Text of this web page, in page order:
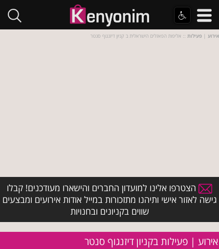
אירוע | פעילות :: אליפות הפאזלים הישראלית ב קניון דיזנגוף סנטר
הצטרפו אלינו למועדון החברים והישארו מעודכנים! קבלו
גישה לאזור אישי ותיהנו מתזכורות במייל אודות אירועים ומבצעים
שווים בקניונים ובחנויות
אירוע | פעילות בקניון דיזנגוף סנטר